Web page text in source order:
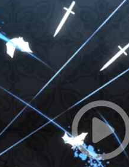
真
ジー・ガジェット
・起業
・地域活性化